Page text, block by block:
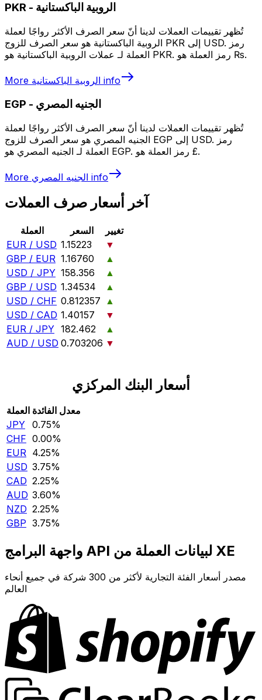
PKR - الروبية الباكستانية
تُظهر تقييمات العملات لدينا أنّ سعر الصرف الأكثر رواجًا لعملة
الروبية الباكستانية هو سعر الصرف للزوج PKR إلى USD. رمز
العملة لـ عملات الروبية الباكستانية هو PKR. رمز العملة هو ₨.
More الروبية الباكستانية info
EGP - الجنيه المصري
تُظهر تقييمات العملات لدينا أنّ سعر الصرف الأكثر رواجًا لعملة
الجنيه المصري هو سعر الصرف للزوج EGP إلى USD. رمز
العملة لـ الجنيه المصري هو EGP. رمز العملة هو £.
More الجنيه المصري info
آخر أسعار صرف العملات
العملة السعر
تغيير
EUR / USD 1.15223
▼
GBP / EUR 1.16760
▲
USD / JPY 158.356
▲
GBP / USD 1.34534
▲
USD / CHF 0.812357 ▲
USD / CAD 1.40157
▼
EUR / JPY 182.462
▲
AUD / USD 0.703206 ▼
أسعار البنك المركزي
العملة معدل الفائدة
JPY 0.75‎%‎
CHF 0.00‎%‎
EUR 4.25‎%‎
USD 3.75‎%‎
CAD 2.25‎%‎
AUD 3.60‎%‎
NZD 2.25‎%‎
GBP 3.75‎%‎
واجهة البرامج API لبيانات العملة من XE
مصدر أسعار الفئة التجارية لأكثر من 300 شركة في جميع أنحاء
العالم